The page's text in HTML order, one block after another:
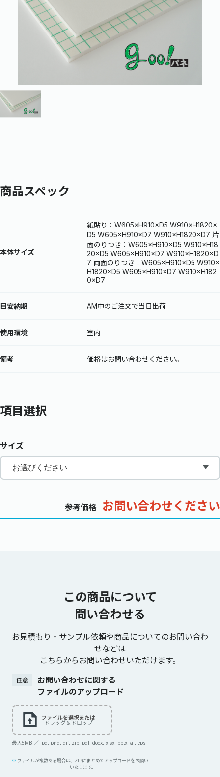
商品スペック
本体サイズ
紙貼り：W605×H910×D5 W910×H1820×
D5 W605×H910×D7 W910×H1820×D7 片
面のりつき：W605×H910×D5 W910×H18
20×D5 W605×H910×D7 W910×H1820×D
7 両面のりつき：W605×H910×D5 W910×
H1820×D5 W605×H910×D7 W910×H182
0×D7
目安納期 AM中のご注文で当日出荷
使用環境 室内
備考 価格はお問い合わせください。
項目選択
サイズ
参考価格 お問い合わせください
この商品について
問い合わせる
お見積もり・サンプル依頼や商品についてのお問い合わ
せなどは
こちらからお問い合わせいただけます。
任意
お問い合わせに関する
ファイルのアップロード
ファイルを選択または
ドラッグ＆ドロップ
最大5MB ／ jpg, png, gif, zip, pdf, docx, xlsx, pptx, ai, eps
ファイルが複数ある場合は、ZIPにまとめてアップロードをお願い
いたします。